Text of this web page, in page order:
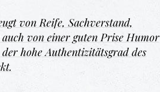
von Reife, Sachverstand,
auch von einer guten Prise Humor
hohe Authentizitätsgrad des